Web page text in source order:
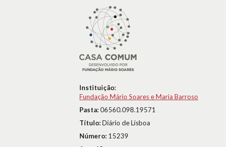
Instituição:
Fundação Mário Soares e Maria Barroso
Pasta:06560.098.19571
Título:Diário de Lisboa
Número: 15239